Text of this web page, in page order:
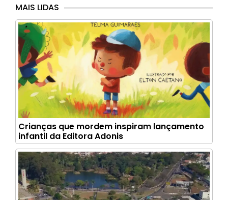
MAIS LIDAS
Crianças que mordem inspiram lançamento
infantil da Editora Adonis